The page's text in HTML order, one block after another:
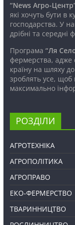
“News Агро-
які хочуть бути в
господарства. У
дрібні та середні
Програма “Ля
фермерства, адже
країну на шляху
зроблять усе, щоб
максимально
РОЗДІЛИ
АГРОТЕХНІКА
АГРОПОЛІТИКА
АГРОПРАВО
ЕКО-ФЕРМЕРСТВО
ТВАРИННИЦТВО